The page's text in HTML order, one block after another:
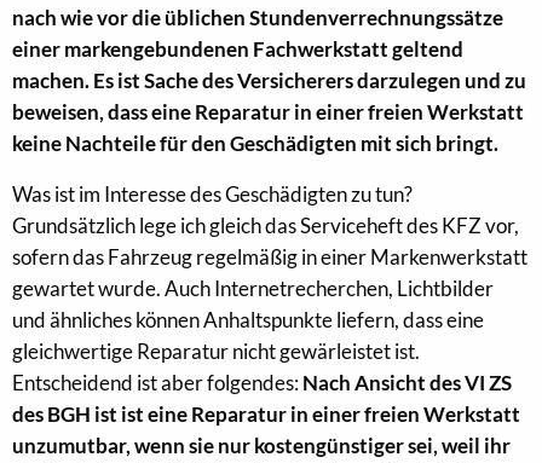
nach wie vor die üblichen Stundenverrechnungssätze
einer markengebundenen Fachwerkstatt geltend
machen. Es ist Sache des Versicherers darzulegen und zu
beweisen, dass eine Reparatur in einer freien Werkstatt
keine Nachteile für den Geschädigten mit sich bringt.
Was ist im Interesse des Geschädigten zu tun?
Grundsätzlich lege ich gleich das Serviceheft des KFZ vor,
sofern das Fahrzeug regelmäßig in einer Markenwerkstatt
gewartet wurde. Auch Internetrecherchen, Lichtbilder
und ähnliches können Anhaltspunkte liefern, dass eine
gleichwertige Reparatur nicht gewärleistet ist.
Entscheidend ist aber folgendes:Nach Ansicht des VI ZS
des BGH ist ist eine Reparatur in einer freien Werkstatt
unzumutbar, wenn sie nur kostengünstiger sei, weil ihr